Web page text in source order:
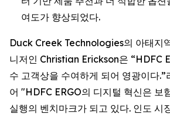
여도가 향상되었다.
Duck Creek Technologies의 아태지
니저인 Christian Erickson은 “HDFC
수 고객상을 수여하게 되어 영광이다.”
어 "HDFC ERGO의 디지털 혁신은 보
실행의 벤치마크가 되고 있다. 인도 시